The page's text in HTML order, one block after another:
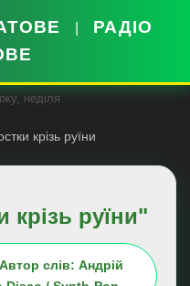
РАДІО
неділя
крізь руїни
крізь руїни"
слів: Андрій